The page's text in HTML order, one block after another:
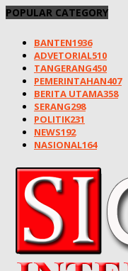
POPULAR CATEGORY
BANTEN1936
ADVETORIAL510
TANGERANG450
PEMERINTAHAN407
BERITA UTAMA358
SERANG298
POLITIK231
NEWS192
NASIONAL164